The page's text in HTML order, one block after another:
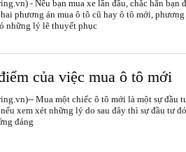
- Nếu bạn mua xe lần đầu, chẳc hẳn bạn
phương án mua ô tô cũ hay ô tô mới, phương
những lý lẽ thuyết phục
của việc mua ô tô mới
Mua một chiếc ô tô mới là một sự đầu
xem xét những lý do sau đây thì sự đầu tư
đáng